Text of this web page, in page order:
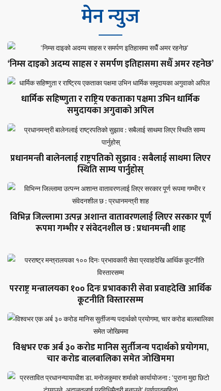
मेन न्युज
‘निम्स दाइको अदम्य साहस र समर्पण इतिहासमा सधैँ अमर रहनेछ’
धार्मिक सहिष्णुता र राष्ट्रिय एकताका पक्षमा उभिन धार्मिक
समुदायका अगुवाको अपिल
प्रधानमन्त्री बालेनलाई राष्ट्रपतिको सुझाव : सबैलाई साथमा लिएर
स्थिति साम्य पार्नुहोस्
विभिन्न जिल्लामा उत्पन्न अशान्त वातावरणलाई लिएर सरकार पूर्ण
रूपमा गम्भीर र संवेदनशील छ : प्रधानमन्त्री शाह
परराष्ट्र मन्त्रालयका १०० दिनः प्रभावकारी सेवा प्रवाहदेखि आर्थिक
कूटनीति विस्तारसम्म
विश्वभर एक अर्ब ३० करोड मानिस सुर्तीजन्य पदार्थको प्रयोगमा,
चार करोड बालबालिका समेत जोखिममा